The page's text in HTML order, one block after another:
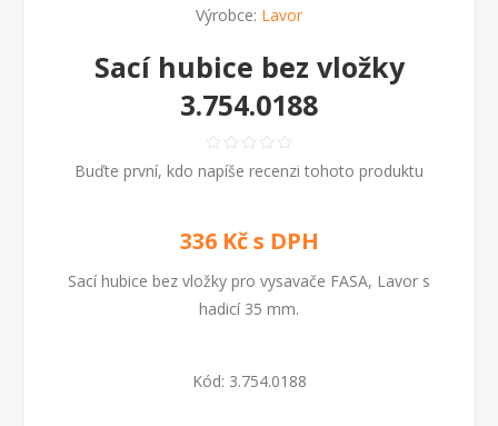
Výrobce: Lavor
Sací hubice bez vložky
3.754.0188
Buďte první, kdo napíše recenzi tohoto produktu
336 Kč s DPH
Sací hubice bez vložky pro vysavače FASA, Lavor s
hadicí 35 mm.
Kód: 3.754.0188